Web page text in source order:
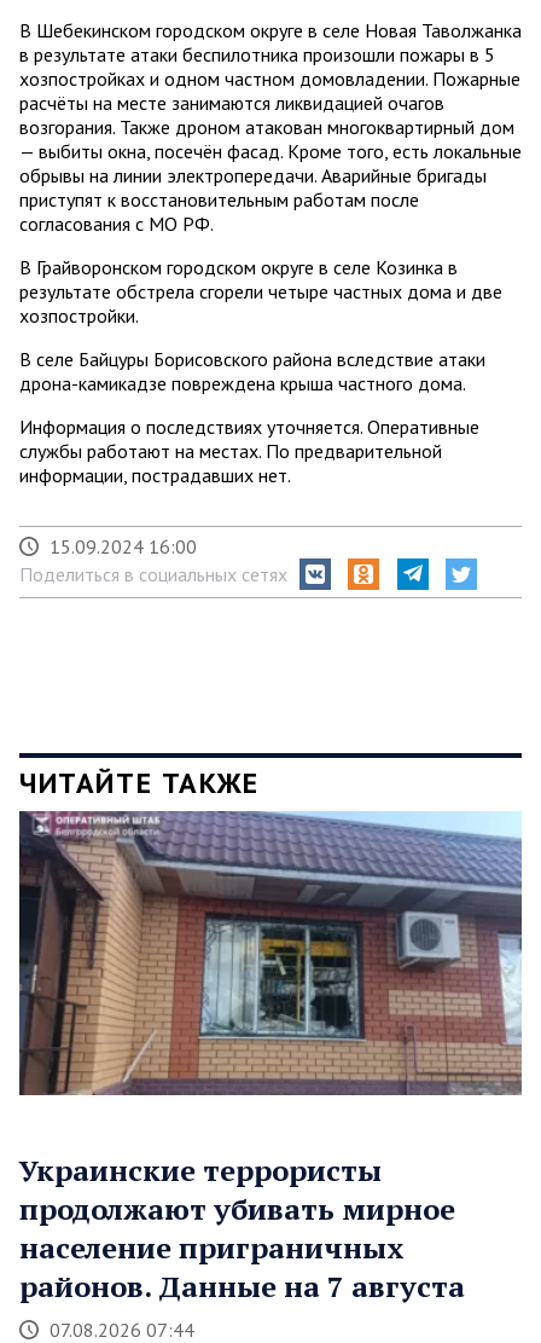
В Шебекинском городском округе в селе Новая Таволжанка
в результате атаки беспилотника произошли пожары в 5
хозпостройках и одном частном домовладении. Пожарные
расчёты на месте занимаются ликвидацией очагов
возгорания. Также дроном атакован многоквартирный дом
— выбиты окна, посечён фасад. Кроме того, есть локальные
обрывы на линии электропередачи. Аварийные бригады
приступят к восстановительным работам после
согласования с МО РФ.
В Грайворонском городском округе в селе Козинка в
результате обстрела сгорели четыре частных дома и две
хозпостройки.
В селе Байцуры Борисовского района вследствие атаки
дрона-камикадзе повреждена крыша частного дома.
Информация о последствиях уточняется. Оперативные
службы работают на местах. По предварительной
информации, пострадавших нет.
15.09.2024 16:00
Поделиться в социальных сетях
ЧИТАЙТЕ ТАКЖЕ
Украинские террористы
продолжают убивать мирное
население приграничных
районов. Данные на 7 августа
07.08.2026 07:44